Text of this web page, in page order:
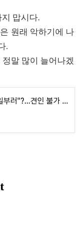
맙시다.
원래 악하기에 나
.
말 많이 늘어나겠
[사반 제보] "법잘알이 일부러"?...견인 불가 구역에 '3년째' 불법주차